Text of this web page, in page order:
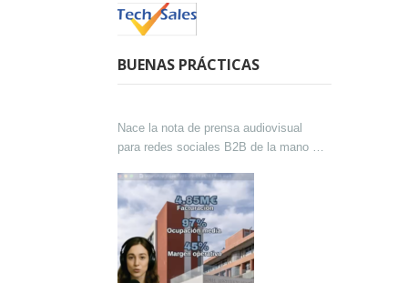
BUENAS PRÁCTICAS
Nace la nota de prensa audiovisual
para redes sociales B2B de la mano de